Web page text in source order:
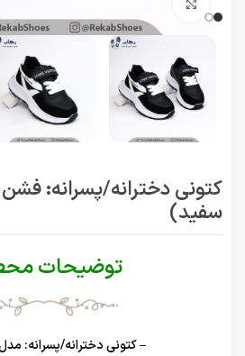
کتونی دخترانه/پسرانه:
سفید)
توضیحات
– کتونی دخترانه/پسرانه: